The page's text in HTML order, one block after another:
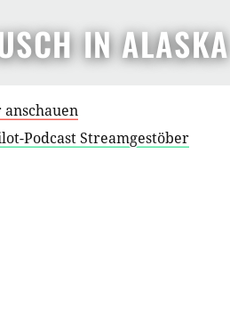
IN ALASKA
Podcast Streamgestöber